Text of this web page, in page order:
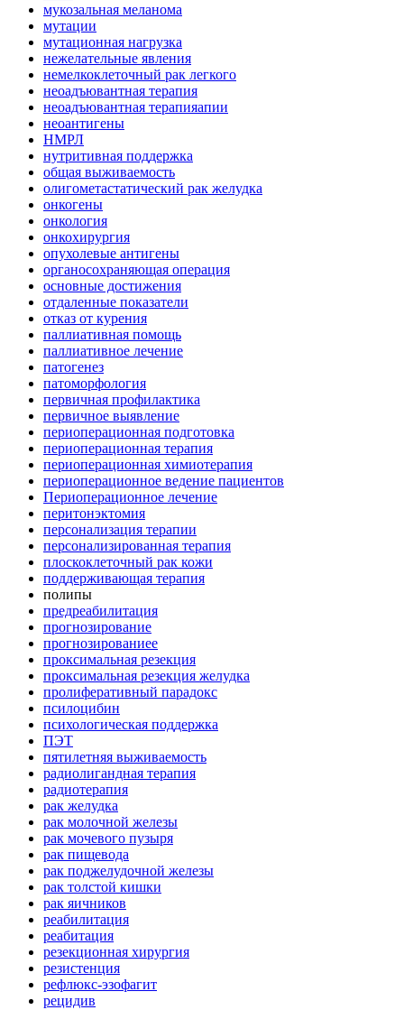
мукозальная меланома
мутации
мутационная нагрузка
нежелательные явления
немелкоклеточный рак легкого
неоадъювантная терапия
неоадъювантная терапияапии
неоантигены
НМРЛ
нутритивная поддержка
общая выживаемость
олигометастатический рак желудка
онкогены
онкология
онкохирургия
опухолевые антигены
органосохраняющая операция
основные достижения
отдаленные показатели
отказ от курения
паллиативная помощь
паллиативное лечение
патогенез
патоморфология
первичная профилактика
первичное выявление
периоперационная подготовка
периоперационная терапия
периоперационная химиотерапия
периоперационное ведение пациентов
Периоперационное лечение
перитонэктомия
персонализация терапии
персонализированная терапия
плоскоклеточный рак кожи
поддерживающая терапия
полипы
предреабилитация
прогнозирование
прогнозированиее
проксимальная резекция
проксимальная резекция желудка
пролиферативный парадокс
псилоцибин
психологическая поддержка
ПЭТ
пятилетняя выживаемость
радиолигандная терапия
радиотерапия
рак желудка
рак молочной железы
рак мочевого пузыря
рак пищевода
рак поджелудочной железы
рак толстой кишки
рак яичников
реабилитация
реабитация
резекционная хирургия
резистенция
рефлюкс-эзофагит
рецидив